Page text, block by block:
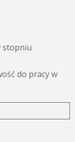
stopniu
do pracy w